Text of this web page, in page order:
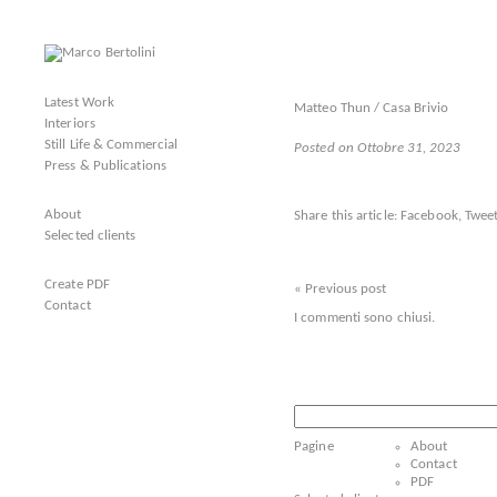
Latest Work
Interiors
Still Life & Commercial
Press & Publications
About
Selected clients
Create PDF
Contact
Matteo Thun / Casa Brivio
Posted on Ottobre 31, 2023
Share this article: Facebook,
« Previous post
I commenti sono chiusi.
per:
Pagine
About
Contact
PDF